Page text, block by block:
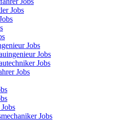
Jobs
Jobs
Jobs
Jobs
Jobs
Jobs